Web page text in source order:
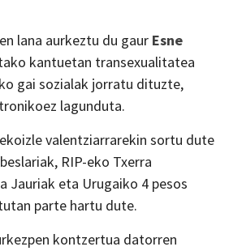
lana aurkeztu du gaur Esne
kantuetan transexualitatea
gai sozialak jorratu dituzte,
lagunduta.
valentziarrarekin sortu dute
RIP-eko Txerra
Jauriak eta Urugaiko 4 pesos
parte hartu dute.
kontzertua datorren